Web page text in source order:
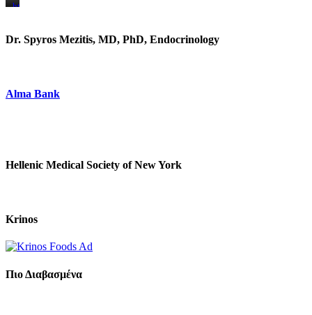
https://www.unitedbrothersfruitmarkets.com/
https://www.unitedbrothersfruitmarkets.com/
Dr. Spyros Mezitis, MD, PhD, Endocrinology
Alma Bank
Hellenic Medical Society of New York
Krinos
Πιο Διαβασμένα